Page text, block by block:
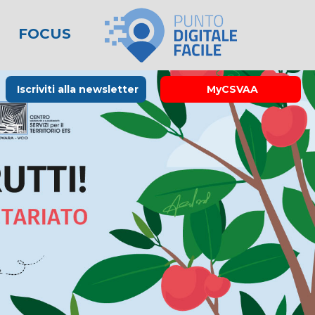
FOCUS
Rubrica La Stampa
Links utili
Iscriviti alla newsletter MyCSVAA